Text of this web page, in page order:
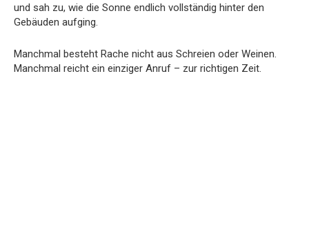
und sah zu, wie die Sonne endlich vollständig hinter den
Gebäuden aufging.
Manchmal besteht Rache nicht aus Schreien oder Weinen.
Manchmal reicht ein einziger Anruf – zur richtigen Zeit.